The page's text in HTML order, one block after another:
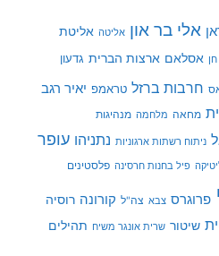
אלי בר און אליטה אליטת
אסלאם ארצות הברית גדעון
חרבות ברזל טראמפ יאיר רגב
מחאה מלחמה מנהיגות
ניתוח רשתות ארגוניות נתניהו עופר
פיל בחנות חרסינה פלסטינים
פרוגרס צבא צה"ל קורונה רוסיה
שיטור שרית אונגר משיח תהילים